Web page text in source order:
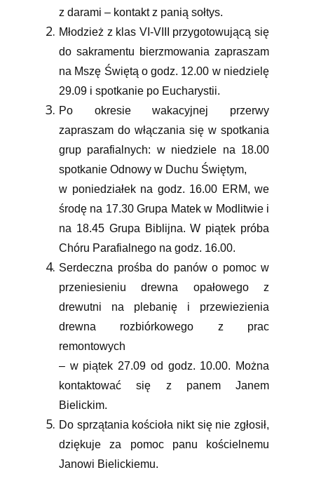
z darami – kontakt z panią sołtys.
Młodzież z klas VI-VIII przygotowującą się
do sakramentu bierzmowania zapraszam
na Mszę Świętą o godz. 12.00 w niedzielę
29.09 i spotkanie po Eucharystii.
Po okresie wakacyjnej przerwy
zapraszam do włączania się w spotkania
grup parafialnych: w niedziele na 18.00
spotkanie Odnowy w Duchu Świętym,
w poniedziałek na godz. 16.00 ERM, we
środę na 17.30 Grupa Matek w Modlitwie i
na 18.45 Grupa Biblijna. W piątek próba
Chóru Parafialnego na godz. 16.00.
Serdeczna prośba do panów o pomoc w
przeniesieniu drewna opałowego z
drewutni na plebanię i przewiezienia
drewna rozbiórkowego z prac
remontowych
– w piątek 27.09 od godz. 10.00. Można
kontaktować się z panem Janem
Bielickim.
Do sprzątania kościoła nikt się nie zgłosił,
dziękuje za pomoc panu kościelnemu
Janowi Bielickiemu.